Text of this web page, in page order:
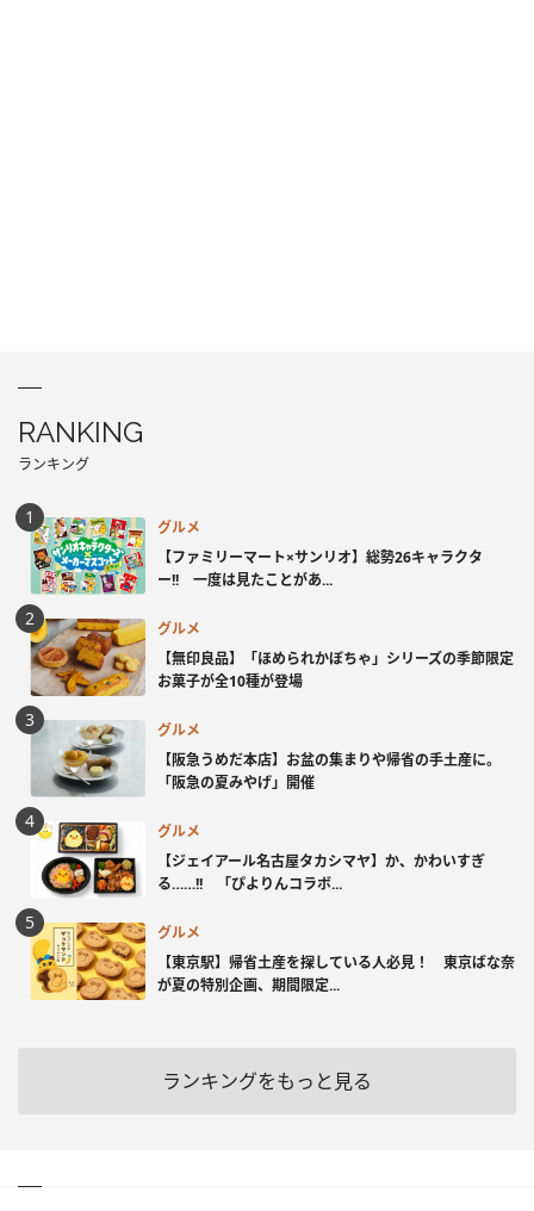
RANKING
ランキング
グルメ
【ファミリーマート×サンリオ】総勢26キャラクタ
ー!! 一度は見たことがあ...
グルメ
【無印良品】「ほめられかぼちゃ」シリーズの季節限定
お菓子が全10種が登場
グルメ
【阪急うめだ本店】お盆の集まりや帰省の手土産に。
「阪急の夏みやげ」開催
グルメ
【ジェイアール名古屋タカシマヤ】か、かわいすぎ
る……!! 「ぴよりんコラボ...
グルメ
【東京駅】帰省土産を探している人必見！ 東京ばな奈
が夏の特別企画、期間限定...
ランキングをもっと見る